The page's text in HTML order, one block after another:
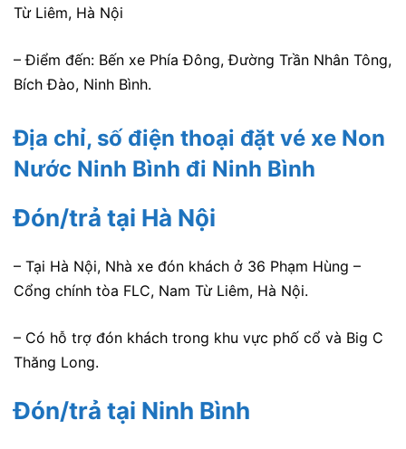
Từ Liêm, Hà Nội
– Điểm đến: Bến xe Phía Đông, Đường Trần Nhân Tông,
Bích Đào, Ninh Bình.
Địa chỉ, số điện thoại đặt vé xe Non
Nước Ninh Bình đi Ninh Bình
Đón/trả tại Hà Nội
– Tại Hà Nội, Nhà xe đón khách ở 36 Phạm Hùng –
Cổng chính tòa FLC, Nam Từ Liêm, Hà Nội.
– Có hỗ trợ đón khách trong khu vực phố cổ và Big C
Thăng Long.
Đón/trả tại Ninh Bình